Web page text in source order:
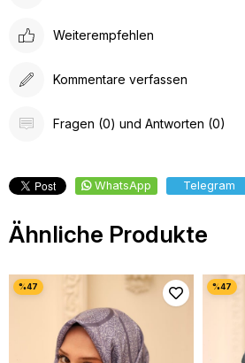
Weiterempfehlen
Kommentare verfassen
Fragen (0) und Antworten (0)
WhatsApp Telegram
Ähnliche Produkte